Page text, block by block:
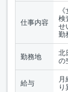
仕事内容
検
せ
勤
勤務地
北
の
給与
月